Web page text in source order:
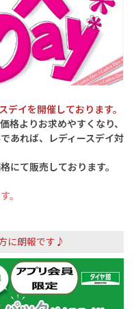
デイを開催しております。
格よりお求めやすくなり、
あれば、レディースデイ対
にて販売しております。
。
に朗報です♪